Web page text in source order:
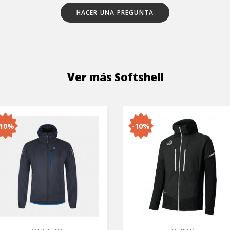
HACER UNA PREGUNTA
Ver más Softshell
-10%